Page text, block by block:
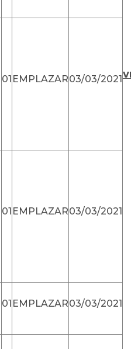
01 EMPLAZAR03/03/2021
01 EMPLAZAR03/03/2021
01 EMPLAZAR03/03/2021